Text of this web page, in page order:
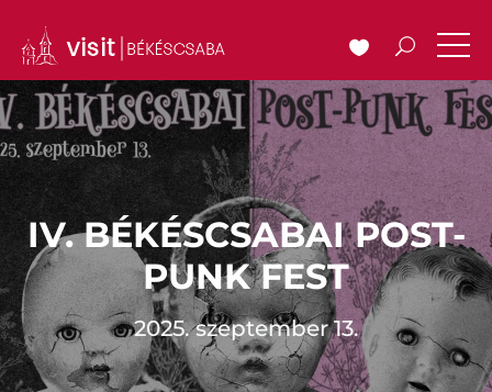
IV. BÉKÉSCSABAI POST-
PUNK FEST
2025. szeptember 13.